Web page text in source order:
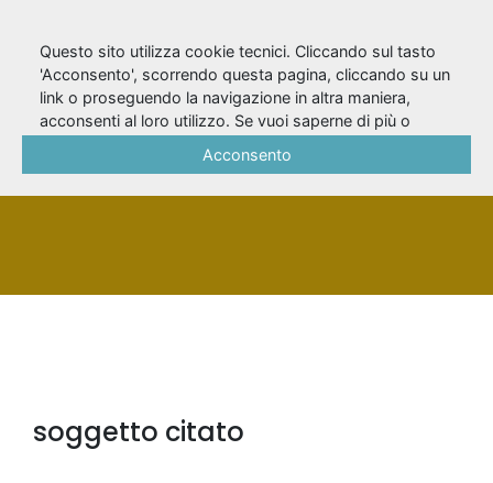
Nekrošius, Eimuntas
PERSONA
soggetto citato
Questo sito utilizza cookie tecnici. Cliccando sul tasto
'Acconsento', scorrendo questa pagina, cliccando su un
link o proseguendo la navigazione in altra maniera,
acconsenti al loro utilizzo. Se vuoi saperne di più o
Acconsento